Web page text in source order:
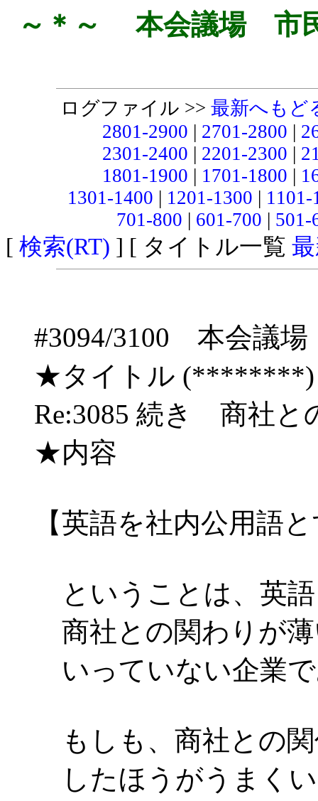
～＊～ 本会議場 市
ログファイル >> 最新へもど
2801-2900 | 2701-2800 |
2301-2400 | 2201-2300 |
1801-1900 | 1701-1800 |
1301-1400 | 1201-1300 |
701-800 | 601-700 |
[ 検索(RT) ] [ タイトル一覧
#3094/3100 本会
★タイトル (********)
Re:3085 続き 商社
★内容
【英語を社内公用語
ということは、英語
商社との関わりが
いっていない企業
もしも、商社との関
したほうがうまく